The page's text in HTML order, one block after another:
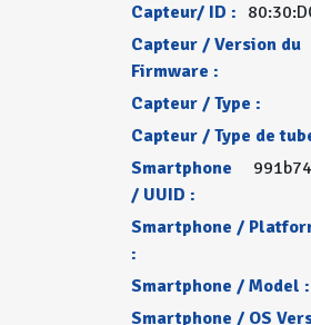
Capteur/ ID :
Capteur / Version du
Firmware :
Capteur / Type :
Capteur / Type de
Smartphone
/ UUID :
Smartphone /
:
Smartphone / Model :
Smartphone / OS